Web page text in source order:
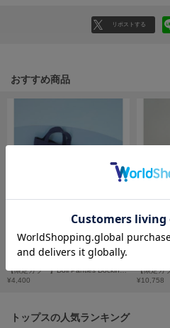
gelato pique
GELATO PIQUE CAT&DOG
ジェラート ピケ キャットアンドドッグ
Henon.
HUNTER
リポストする
おすすめ商品
【限定カラー】Doll Panties Docking Lunch Bag/ ドールパンティドッキングランチバッグ
¥4,400
¥10,758
トップスの人気ランキング